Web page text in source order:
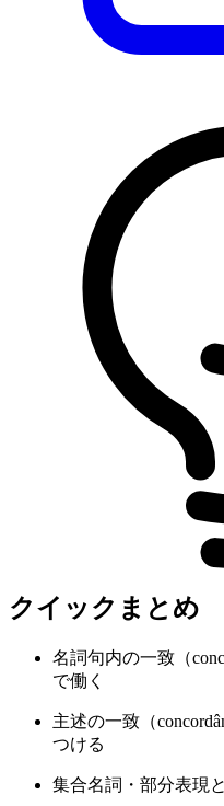
クイックまとめ
名詞句内の一致（
で働く
主述の一致（
つける
集合名詞・部分表現